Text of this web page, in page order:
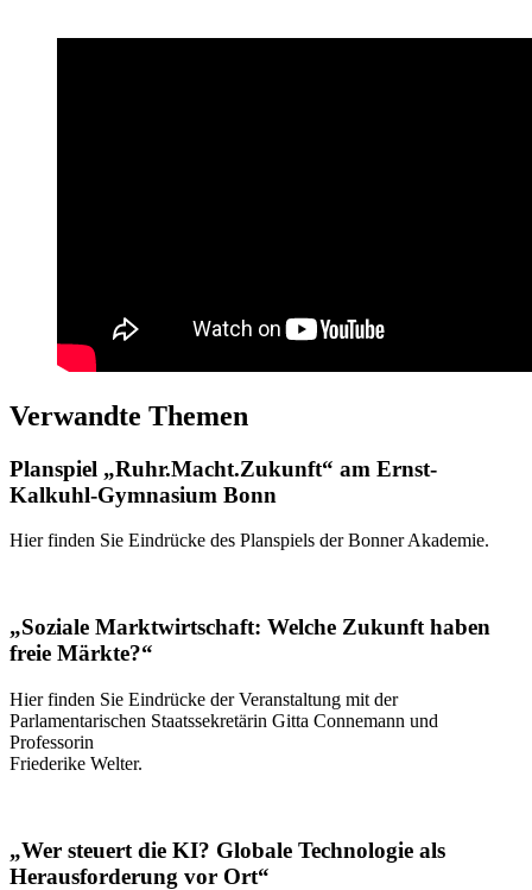
Verwandte Themen
Planspiel „Ruhr.Macht.Zukunft“ am Ernst-
Kalkuhl-Gymnasium Bonn
Hier finden Sie Eindrücke des Planspiels der Bonner Akademie.
„Soziale Marktwirtschaft: Welche Zukunft haben
freie Märkte?“
Hier finden Sie Eindrücke der Veranstaltung mit der
Parlamentarischen Staatssekretärin Gitta Connemann und
Professorin
Friederike Welter.
„Wer steuert die KI? Globale Technologie als
Herausforderung vor Ort“